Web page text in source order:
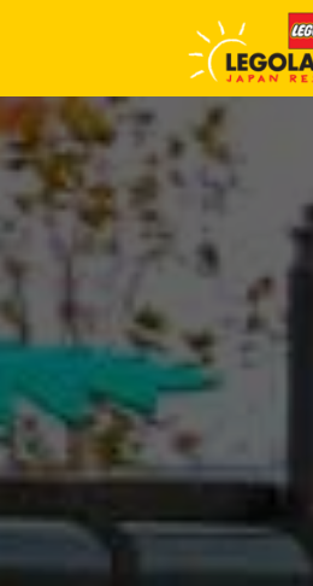
主
要
内
容